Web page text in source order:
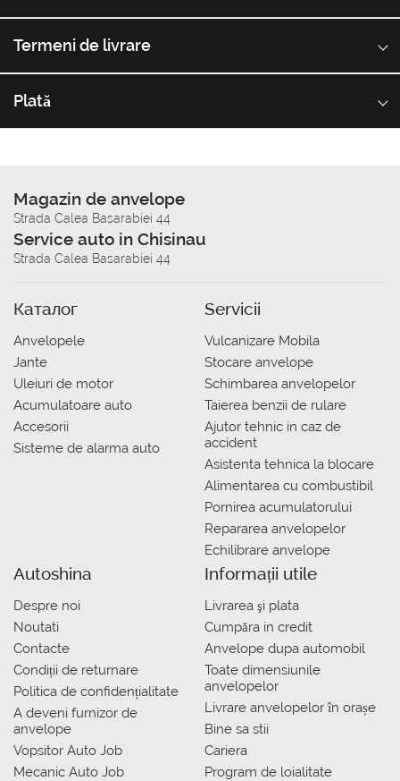
Termeni de livrare
Plată
Magazin de anvelope
Strada Calea Basarabiei 44
Service auto in Chisinau
Strada Calea Basarabiei 44
Каталог
Anvelopele
Jante
Uleiuri de motor
Acumulatoare auto
Accesorii
Sisteme de alarma auto
Servicii
Vulcanizare Mobila
Stocare anvelope
Schimbarea anvelopelor
Taierea benzii de rulare
Ajutor tehnic in caz de
accident
Asistenta tehnica la blocare
Alimentarea cu combustibil
Pornirea acumulatorului
Repararea anvelopelor
Echilibrare anvelope
Autoshina
Despre noi
Noutati
Contacte
Condiții de returnare
Politica de confidențialitate
A deveni furnizor de
anvelope
Vopsitor Auto Job
Mecanic Auto Job
Informații utile
Livrarea şi plata
Сumpăra in credit
Anvelope dupa automobil
Toate dimensiunile
anvelopelor
Livrare anvelopelor în orașe
Bine sa stii
Cariera
Program de loialitate